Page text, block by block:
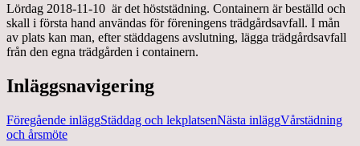
Lördag 2018-11-10 är det höststädning. Containern är beställd och
skall i första hand användas för föreningens trädgårdsavfall. I mån
av plats kan man, efter städdagens avslutning, lägga trädgårdsavfall
från den egna trädgården i containern.
Inläggsnavigering
Föregående inläggStäddag och lekplatsenNästa inläggVårstädning
och årsmöte